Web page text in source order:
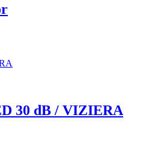
30 dB / VIZIERA